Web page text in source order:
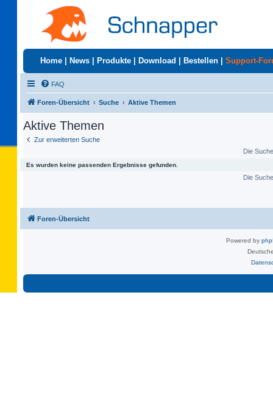
Home News Produkte Download Bestellen Support-
FAQ
Foren-Übersicht Suche Aktive Themen
Aktive Themen
Zur erweiterten Suche
Die
Es wurden keine passenden Ergebnisse gefunden.
Die
Foren-Übersicht
Powered by